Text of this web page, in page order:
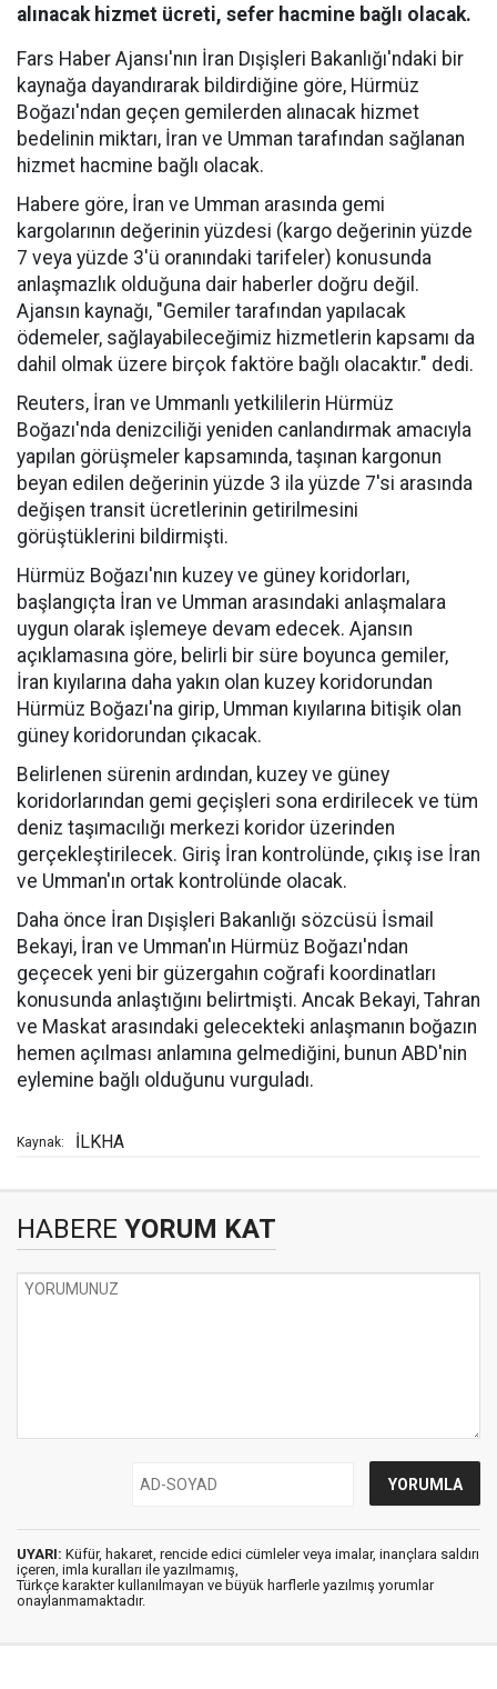
alınacak hizmet ücreti, sefer hacmine bağlı olacak.
Fars Haber Ajansı'nın İran Dışişleri Bakanlığı'ndaki bir
kaynağa dayandırarak bildirdiğine göre, Hürmüz
Boğazı'ndan geçen gemilerden alınacak hizmet
bedelinin miktarı, İran ve Umman tarafından sağlanan
hizmet hacmine bağlı olacak.
Habere göre, İran ve Umman arasında gemi
kargolarının değerinin yüzdesi (kargo değerinin yüzde
7 veya yüzde 3'ü oranındaki tarifeler) konusunda
anlaşmazlık olduğuna dair haberler doğru değil.
Ajansın kaynağı, "Gemiler tarafından yapılacak
ödemeler, sağlayabileceğimiz hizmetlerin kapsamı da
dahil olmak üzere birçok faktöre bağlı olacaktır." dedi.
Reuters, İran ve Ummanlı yetkililerin Hürmüz
Boğazı'nda denizciliği yeniden canlandırmak amacıyla
yapılan görüşmeler kapsamında, taşınan kargonun
beyan edilen değerinin yüzde 3 ila yüzde 7'si arasında
değişen transit ücretlerinin getirilmesini
görüştüklerini bildirmişti.
Hürmüz Boğazı'nın kuzey ve güney koridorları,
başlangıçta İran ve Umman arasındaki anlaşmalara
uygun olarak işlemeye devam edecek. Ajansın
açıklamasına göre, belirli bir süre boyunca gemiler,
İran kıyılarına daha yakın olan kuzey koridorundan
Hürmüz Boğazı'na girip, Umman kıyılarına bitişik olan
güney koridorundan çıkacak.
Belirlenen sürenin ardından, kuzey ve güney
koridorlarından gemi geçişleri sona erdirilecek ve tüm
deniz taşımacılığı merkezi koridor üzerinden
gerçekleştirilecek. Giriş İran kontrolünde, çıkış ise İran
ve Umman'ın ortak kontrolünde olacak.
Daha önce İran Dışişleri Bakanlığı sözcüsü İsmail
Bekayi, İran ve Umman'ın Hürmüz Boğazı'ndan
geçecek yeni bir güzergahın coğrafi koordinatları
konusunda anlaştığını belirtmişti. Ancak Bekayi, Tahran
ve Maskat arasındaki gelecekteki anlaşmanın boğazın
hemen açılması anlamına gelmediğini, bunun ABD'nin
eylemine bağlı olduğunu vurguladı.
Kaynak: İLKHA
HABERE YORUM KAT
UYARI: Küfür, hakaret, rencide edici cümleler veya imalar, inançlara saldırı
içeren, imla kuralları ile yazılmamış,
Türkçe karakter kullanılmayan ve büyük harflerle yazılmış yorumlar
onaylanmamaktadır.